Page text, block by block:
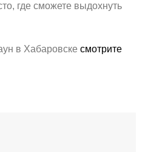
где сможете выдохнуть
в Хабаровске смотрите